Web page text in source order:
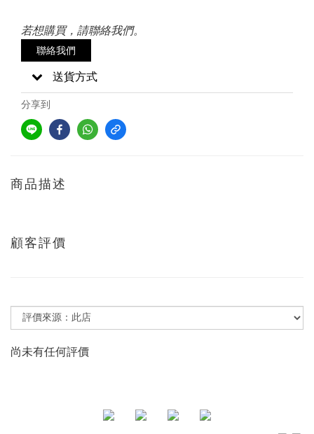
若想購買，請聯絡我們。
聯絡我們
送貨方式
分享到
商品描述
顧客評價
尚未有任何評價